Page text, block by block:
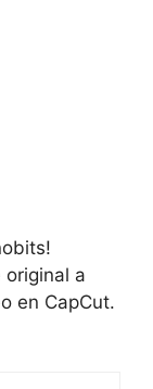
original a
en CapCut.